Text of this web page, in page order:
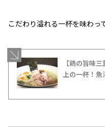
こだわり溢れる一杯を味わ
【鶏の旨味
上の一杯！魚